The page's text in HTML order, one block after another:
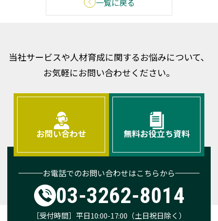
当社サービスや人材育成に関するお悩みについて、
お気軽にお問い合わせください。
お問い合わせ 無料お役立ち資料
お電話でのお問い合わせはこちらから
03-3262-8014
［受付時間］平日10:00-17:00（土日祝日除く）